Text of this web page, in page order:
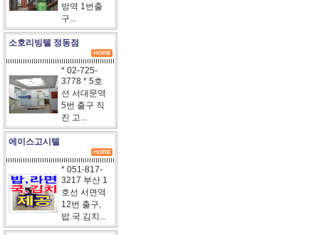
방역 1번출
구...
소호리빙텔 정동점
* 02-725-
3778 * 5호
선 서대문역
5번 출구 직
진 고...
에이스고시텔
* 051-817-
3217 부산 1
호선 서면역
12번 출구,
밥.국.김치...